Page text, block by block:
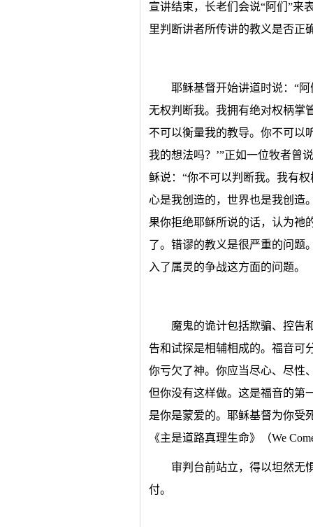
宣讲结束，长老们会说“阿们”来
里判断讲者所传讲的教义是否正
耶稣基督开始讲道时说：“
无权判断我。我拥有绝对权柄掌
不可以衡量我的教导。你不可以
我的想法吗？’”正如一位牧者曾
稣说：“你不可以判断我。我有
心是我创造的，世界也是我创造
果你拒绝耶稣所说的话，认为祂
了。错谬的教义是很严重的问题
入了属灵的争战这方面的问题。
魔鬼的诡计包括欺骗、控告
告和试探是相辅相成的。福音可
你亏欠了神。你应当尽心、尽性
但你没有这样做。这是福音的第
是你是蒙爱的。耶稣基督为你受
《主是道路真理生命》（We
审判台前站立，得以坦然无
付。